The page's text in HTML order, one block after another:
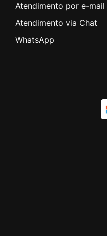
Atendimento por e-mail
Atendimento via Chat
WhatsApp